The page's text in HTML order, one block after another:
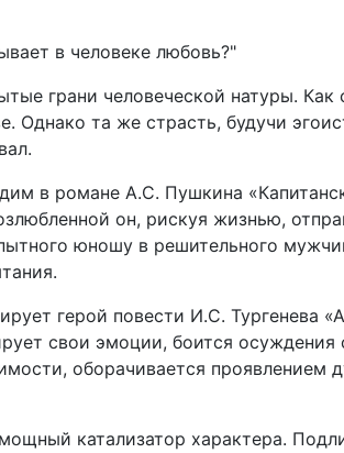
в человеке любовь?"
грани человеческой натуры.
Однако та же страсть, будучи
в романе А.С. Пушкина
он, рискуя жизнью,
юношу в решительного
герой повести И.С. Тургенева
свои эмоции, боится
оборачивается проявлением
катализатор характера.